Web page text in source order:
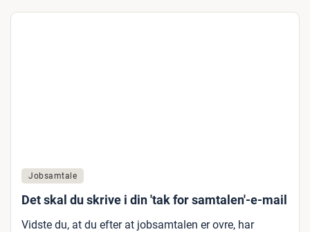
Jobsamtale
Det skal du skrive i din 'tak for samtalen'-e-mail
Vidste du, at du efter at jobsamtalen er ovre, har